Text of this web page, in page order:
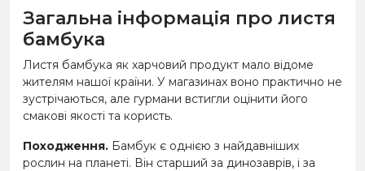
Загальна інформація про листя
бамбука
Листя бамбука як харчовий продукт мало відоме
жителям нашої країни. У магазинах воно практично не
зустрічаються, але гурмани встигли оцінити його
смакові якості та користь.
Походження. Бамбук є однією з найдавніших
рослин на планеті. Він старший за динозаврів, і за